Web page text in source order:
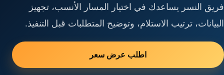
فريق النسر يساعدك في اختيار المسار الأنسب، تجهيز
البيانات، ترتيب الاستلام، وتوضيح المتطلبات قبل التنفيذ.
اطلب عرض سعر